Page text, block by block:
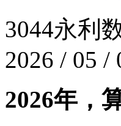
3044永利
2026 / 05 /
2026年